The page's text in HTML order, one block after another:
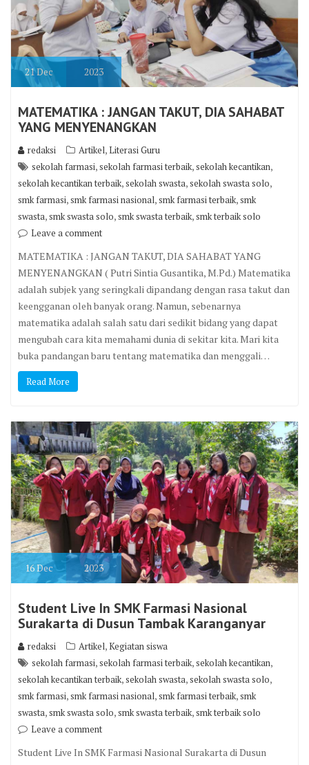
21Dec 2023
MATEMATIKA : JANGAN TAKUT, DIA SAHABAT
YANG MENYENANGKAN
redaksi Artikel,Literasi Guru
sekolah farmasi,sekolah farmasi terbaik,sekolah kecantikan,
sekolah kecantikan terbaik,sekolah swasta,sekolah swasta solo,
smk farmasi,smk farmasi nasional,smk farmasi terbaik,smk
swasta,smk swasta solo,smk swasta terbaik,smk terbaik solo
Leave a comment
MATEMATIKA : JANGAN TAKUT, DIA SAHABAT YANG
MENYENANGKAN ( Putri Sintia Gusantika, M.Pd.) Matematika
adalah subjek yang seringkali dipandang dengan rasa takut dan
keengganan oleh banyak orang. Namun, sebenarnya
matematika adalah salah satu dari sedikit bidang yang dapat
mengubah cara kita memahami dunia di sekitar kita. Mari kita
buka pandangan baru tentang matematika dan menggali…
Read More
16Dec 2023
Student Live In SMK Farmasi Nasional
Surakarta di Dusun Tambak Karanganyar
redaksi Artikel,Kegiatan siswa
sekolah farmasi,sekolah farmasi terbaik,sekolah kecantikan,
sekolah kecantikan terbaik,sekolah swasta,sekolah swasta solo,
smk farmasi,smk farmasi nasional,smk farmasi terbaik,smk
swasta,smk swasta solo,smk swasta terbaik,smk terbaik solo
Leave a comment
Student Live In SMK Farmasi Nasional Surakarta di Dusun